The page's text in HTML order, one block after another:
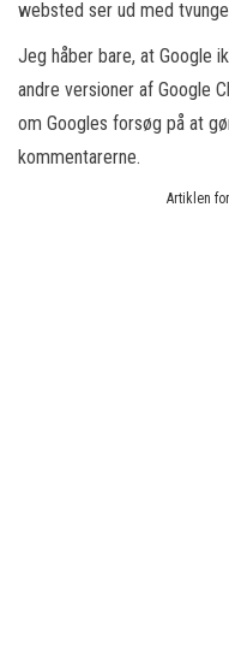
websted ser ud med
Jeg håber bare, at Google
andre versioner af Google
om Googles forsøg på at
kommentarerne.
Artiklen